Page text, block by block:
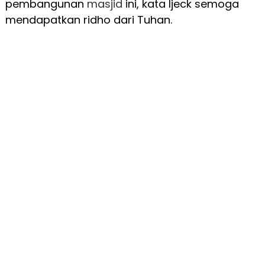
pembangunan masjid ini, kata Ijeck semoga
mendapatkan ridho dari Tuhan.